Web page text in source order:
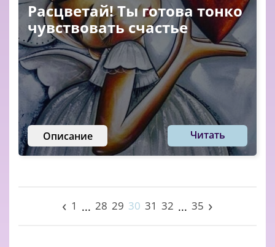
Расцветай! Ты готова тонко
чувствовать счастье
Описание Читать
‹ 1 ... 28 29 30 31 32 ... 35 ›